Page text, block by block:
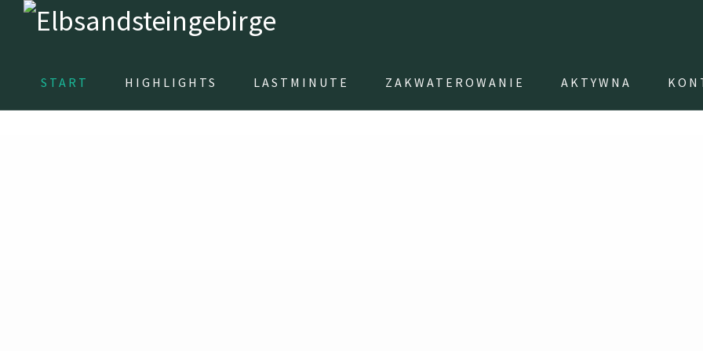
START HIGHLIGHTS LASTMINUTE ZAKWATEROWANIE AKTYWNA